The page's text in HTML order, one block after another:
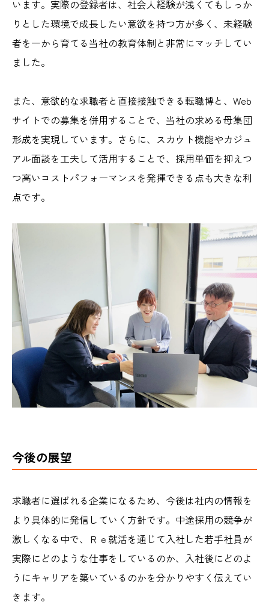
います。実際の登録者は、社会人経験が浅くてもしっか
りとした環境で成長したい意欲を持つ方が多く、未経験
者を一から育てる当社の教育体制と非常にマッチしてい
ました。
また、意欲的な求職者と直接接触できる転職博と、Web
サイトでの募集を併用することで、当社の求める母集団
形成を実現しています。さらに、スカウト機能やカジュ
アル面談を工夫して活用することで、採用単価を抑えつ
つ高いコストパフォーマンスを発揮できる点も大きな利
点です。
今後の展望
求職者に選ばれる企業になるため、今後は社内の情報を
より具体的に発信していく方針です。中途採用の競争が
激しくなる中で、Ｒｅ就活を通じて入社した若手社員が
実際にどのような仕事をしているのか、入社後にどのよ
うにキャリアを築いているのかを分かりやすく伝えてい
きます。